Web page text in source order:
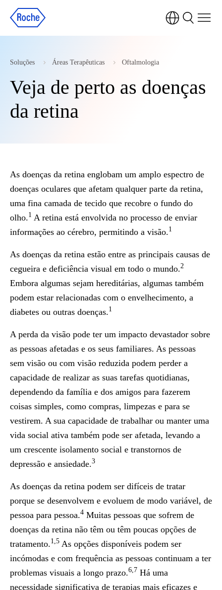
Soluções Áreas Terapêuticas Oftalmologia
Veja de perto as doenças
da retina
As doenças da retina englobam um amplo espectro de
doenças oculares que afetam qualquer parte da retina,
uma fina camada de tecido que recobre o fundo do
olho.1 A retina está envolvida no processo de enviar
informações ao cérebro, permitindo a visão.1
As doenças da retina estão entre as principais causas de
cegueira e deficiência visual em todo o mundo.2
Embora algumas sejam hereditárias, algumas também
podem estar relacionadas com o envelhecimento, a
diabetes ou outras doenças.1
A perda da visão pode ter um impacto devastador sobre
as pessoas afetadas e os seus familiares. As pessoas
sem visão ou com visão reduzida podem perder a
capacidade de realizar as suas tarefas quotidianas,
dependendo da família e dos amigos para fazerem
coisas simples, como compras, limpezas e para se
vestirem. A sua capacidade de trabalhar ou manter uma
vida social ativa também pode ser afetada, levando a
um crescente isolamento social e transtornos de
depressão e ansiedade.3
As doenças da retina podem ser difíceis de tratar
porque se desenvolvem e evoluem de modo variável, de
pessoa para pessoa.4 Muitas pessoas que sofrem de
doenças da retina não têm ou têm poucas opções de
tratamento.1,5 As opções disponíveis podem ser
incómodas e com frequência as pessoas continuam a ter
problemas visuais a longo prazo.6,7 Há uma
necessidade significativa de terapias mais eficazes e